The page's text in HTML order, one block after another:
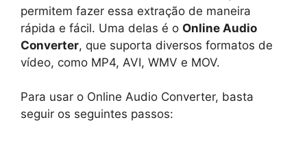
permitem fazer essa extração de maneira
rápida e fácil. Uma delas é o Online Audio
Converter, que suporta diversos formatos de
vídeo, como MP4, AVI, WMV e MOV.
Para usar o Online Audio Converter, basta
seguir os seguintes passos: